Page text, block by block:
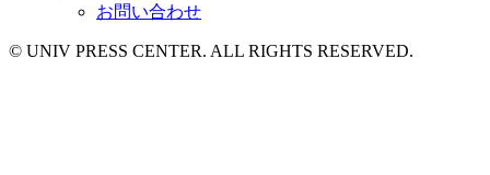
お問い合わせ
© UNIV PRESS CENTER. ALL RIGHTS RESERVED.